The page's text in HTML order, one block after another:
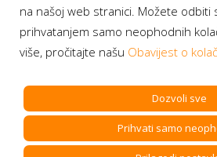
Bonus plus
Prijava za
Copyright BH Telecom d.d.
na našoj web stranici. Možete
prihvatanjem samo neophodnih
više, pročitajte našu Obavijest o
Dozvoli sve
Prihvati samo